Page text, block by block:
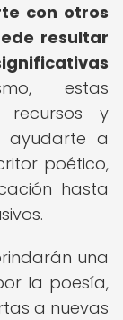
con otros
resultar
estas
recursos y
ayudarte a
poético,
hasta
una
la poesía,
a nuevas